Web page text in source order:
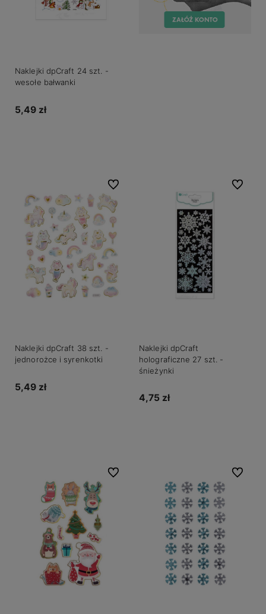
Naklejki dpCraft 24 szt. -
wesołe bałwanki
5,49 zł
Naklejki dpCraft 38 szt. -
jednorożce i syrenkotki
5,49 zł
Do ulubionych
Naklejki dpCraft
holograficzne 27 szt. -
śnieżynki
4,75 zł
Do
Do ulubionych Do